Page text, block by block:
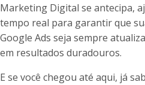
Marketing Digital se antecipa,
tempo real para garantir que
Google Ads seja sempre
em resultados duradouros.
E se você chegou até aqui, já